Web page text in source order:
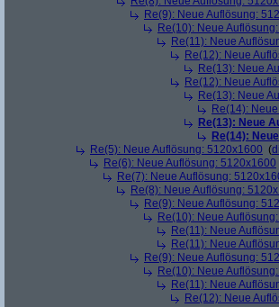
Re(9): Neue Auflösung:
Re(10): Neue
Re(11): Neue
Re(12): Neue
Re(13): Neue
Re(12): Neue
Re(13): Neue
Re(14):
Re(13): Neue
Re(14):
Re(5): Neue Auflösung: 5120x1600 (
Re(6): Neue Auflösung: 5120x1600
Re(7): Neue Auflösung:
Re(8): Neue Auflösung:
Re(9): Neue Auflösung:
Re(10): Neue
Re(11): Neue
Re(11): Neue
Re(9): Neue Auflösung:
Re(10): Neue
Re(11): Neue
Re(12): Neue